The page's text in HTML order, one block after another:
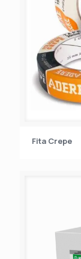
Fita Crepe